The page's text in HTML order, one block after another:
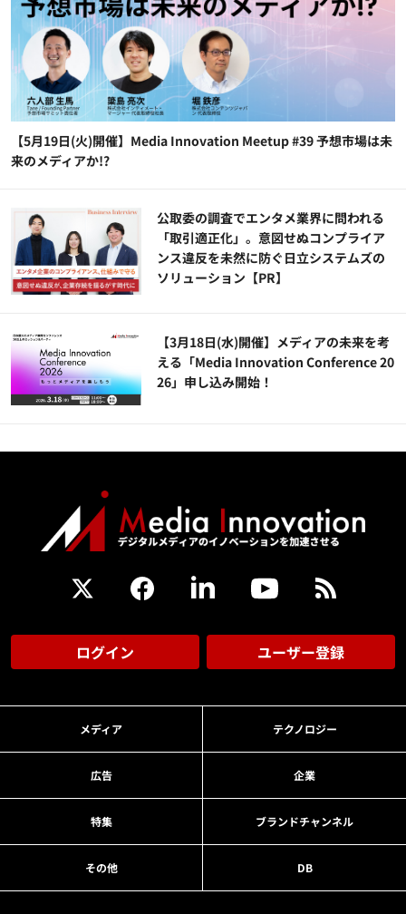
【5月19日(火)開催】Media Innovation Meetup #39 予想市場は未
来のメディアか!?
公​​取委の調査でエンタメ業界に問われる
「取引適正化」。意図せぬコンプライア
ンス違反を未然に防ぐ日立システムズの
ソリューション​【PR】
【3月18日(水)開催】メディアの未来を考
える「Media Innovation Conference 20
26」申し込み開始！
ログイン ユーザー登録
メディア テクノロジー
広告 企業
特集 ブランドチャンネル
その他 DB